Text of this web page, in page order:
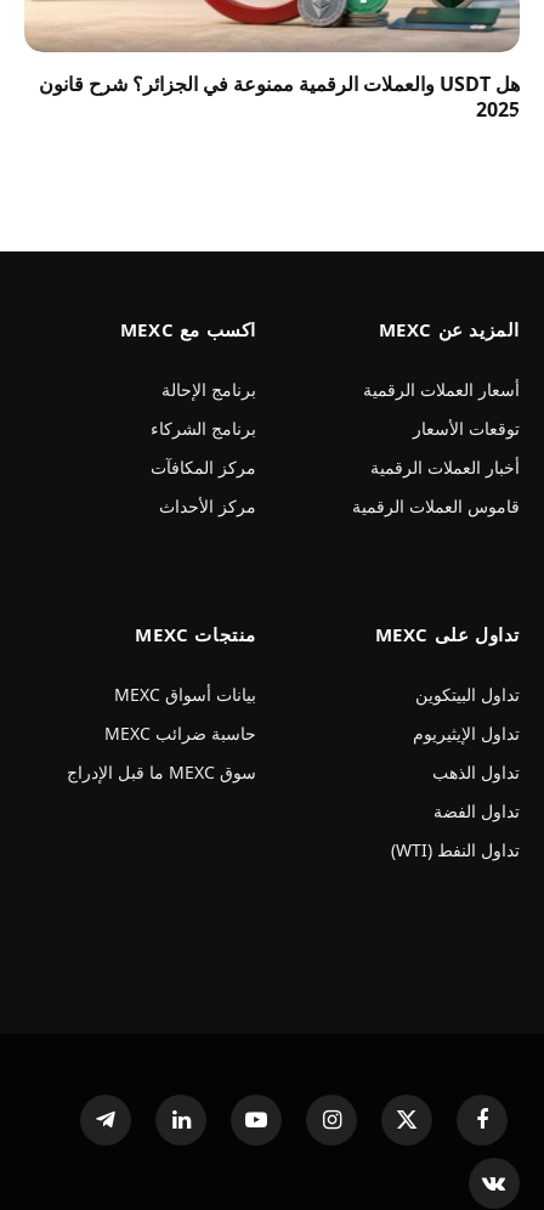
هل USDT والعملات الرقمية ممنوعة في الجزائر؟ شرح قانون
2025
المزيد عن MEXC
أسعار العملات الرقمية
توقعات الأسعار
أخبار العملات الرقمية
قاموس العملات الرقمية
اكسب مع MEXC
برنامج الإحالة
برنامج الشركاء
مركز المكافآت
مركز الأحداث
تداول على MEXC
تداول البيتكوين
تداول الإيثيريوم
تداول الذهب
تداول الفضة
تداول النفط (WTI)
منتجات MEXC
بيانات أسواق MEXC
حاسبة ضرائب MEXC
سوق MEXC ما قبل الإدراج
فيسبوك
X
(Twitter)
الانستغرام يوتيوب لينكدإن تيلقرام
VKontakte